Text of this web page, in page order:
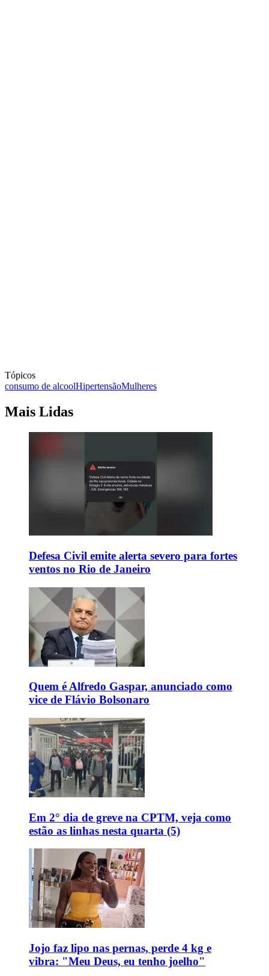
Tópicos
consumo de alcoolHipertensãoMulheres
Mais Lidas
Defesa Civil emite alerta severo para fortes
ventos no Rio de Janeiro
Quem é Alfredo Gaspar, anunciado como
vice de Flávio Bolsonaro
Em 2° dia de greve na CPTM, veja como
estão as linhas nesta quarta (5)
Jojo faz lipo nas pernas, perde 4 kg e
vibra: "Meu Deus, eu tenho joelho"